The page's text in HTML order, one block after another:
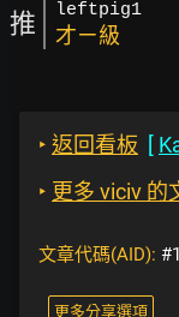
推 leftpig1
才ㄧ級
‣ 返回看板 [
‣ 更多 viciv 的
文章代碼(AID):
更多分享選項